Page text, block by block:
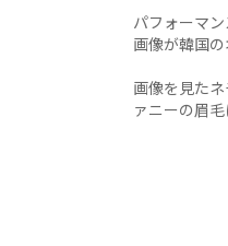
パフォーマ
画像が韓国
画像を見た
ァニーの眉